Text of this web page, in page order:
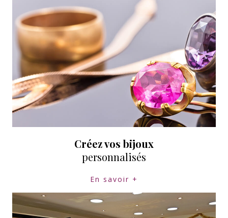
Créez vos bijoux
personnalisés
En savoir +